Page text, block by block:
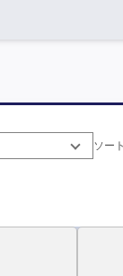
ソー